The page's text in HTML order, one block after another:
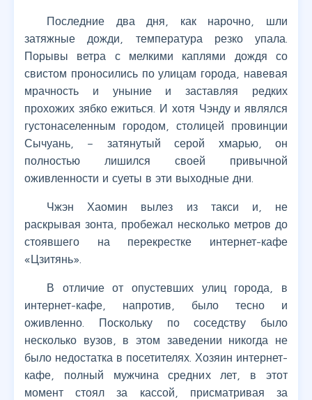
Последние два дня, как нарочно, шли
затяжные дожди, температура резко упала.
Порывы ветра с мелкими каплями дождя со
свистом проносились по улицам города, навевая
мрачность и уныние и заставляя редких
прохожих зябко ежиться. И хотя Чэнду и являлся
густонаселенным городом, столицей провинции
Сычуань, – затянутый серой хмарью, он
полностью лишился своей привычной
оживленности и суеты в эти выходные дни.
Чжэн Хаомин вылез из такси и, не
раскрывая зонта, пробежал несколько метров до
стоявшего на перекрестке интернет-кафе
«Цзитянь».
В отличие от опустевших улиц города, в
интернет-кафе, напротив, было тесно и
оживленно. Поскольку по соседству было
несколько вузов, в этом заведении никогда не
было недостатка в посетителях. Хозяин интернет-
кафе, полный мужчина средних лет, в этот
момент стоял за кассой, присматривая за